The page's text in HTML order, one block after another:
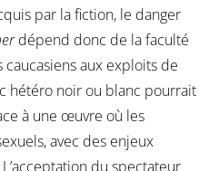
par la fiction, le danger
dépend donc de la faculté
caucasiens aux exploits de
hétéro noir ou blanc pourrait
à une œuvre où les
avec des enjeux
du spectateur